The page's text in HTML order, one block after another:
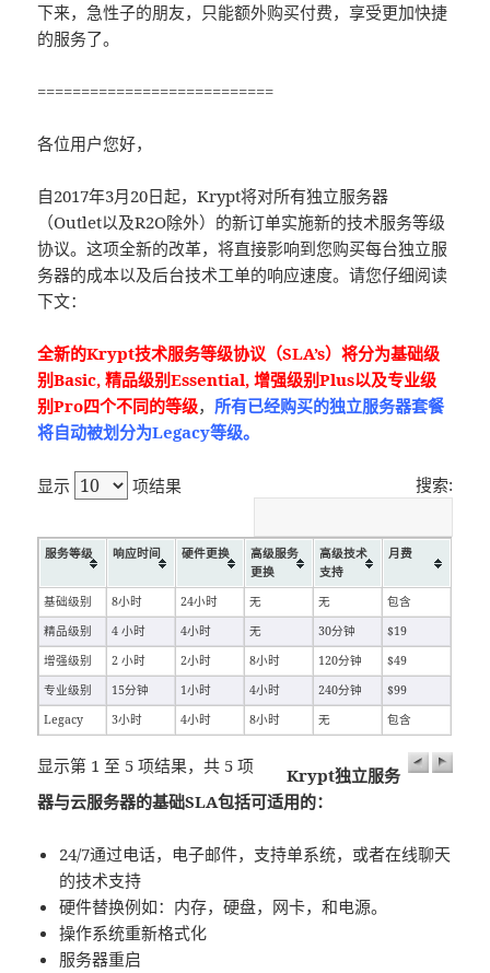
下来，急性子的朋友，只能额外购买付费，享受更加快捷
的服务了。
===========================
各位用户您好，
自2017年3月20日起，Krypt将对所有独立服务器
（Outlet以及R2O除外）的新订单实施新的技术服务等级
协议。这项全新的改革，将直接影响到您购买每台独立服
务器的成本以及后台技术工单的响应速度。请您仔细阅读
下文：
全新的Krypt技术服务等级协议（SLA’s）将分为基础级
别Basic, 精品级别Essential, 增强级别Plus以及专业级
别Pro四个不同的等级，所有已经购买的独立服务器套餐
将自动被划分为Legacy等级。
显示 项结果 搜索:
服务等级 响应时间 硬件更换
高级服务
更换
高级技术
支持
月费
基础级别 8小时 24小时 无 无
包含
精品级别
4 小时 4小时 无 30分钟
$19
增强级别
2 小时 2小时 8小时 120分钟
$49
专业级别
15分钟 1小时 4小时 240分钟
$99
Legacy
3小时 4小时 8小时 无 包含
显示第 1 至 5 项结果，共 5 项
Krypt独立服务
器与云服务器的基础SLA包括可适用的：
24/7通过电话，电子邮件，支持单系统，或者在线聊天
的技术支持
硬件替换例如：内存，硬盘，网卡，和电源。
操作系统重新格式化
服务器重启